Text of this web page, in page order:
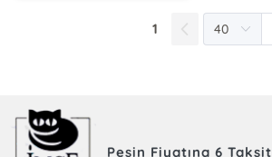
1
Peşin Fiyatına 6 Taksit